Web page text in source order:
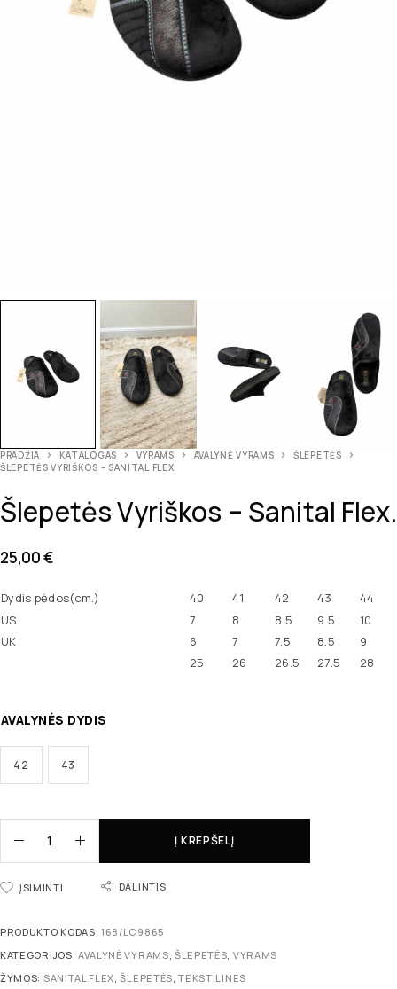
PRADŽIA KATALOGAS VYRAMS AVALYNĖ VYRAMS
ŠLEPETĖS
ŠLEPETĖS VYRIŠKOS – SANITAL FLEX.
Šlepetės Vyriškos – Sanital Flex.
25,00€
Dydis pėdos(cm.) 40 41 42 43
44
US
7 8 8.5 9.5
10
UK
6 7 7.5 8.5
9
25
26 26.5 27.5 28
AVALYNĖS DYDIS
42 43
Į KREPŠELĮ
ĮSIMINTI DALINTIS
PRODUKTO KODAS: 168/LC9865
KATEGORIJOS: AVALYNĖ VYRAMS ŠLEPETĖS VYRAMS
ŽYMOS: SANITAL FLEX ,ŠLEPETĖS ,TEKSTILINES